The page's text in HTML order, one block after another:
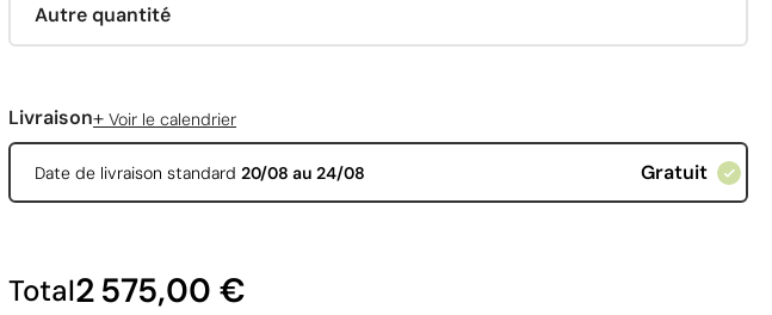
Autre quantité
Livraison+ Voir le calendrier
Date de livraison standard 20/08 au 24/08 Gratuit
Total2 575,00 €